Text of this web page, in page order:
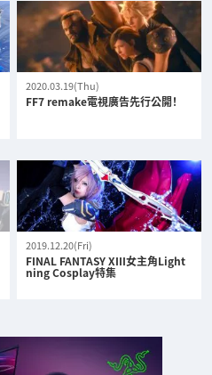
2020.03.19(Thu)
FF7 remake電視廣告先行公開！
2019.12.20(Fri)
FINAL FANTASY XIII女主角Light
ning Cosplay特集